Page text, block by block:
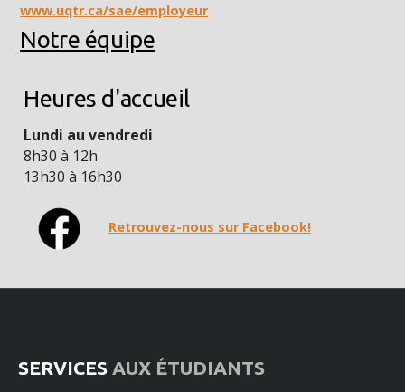
www.uqtr.ca/sae/employeur
Notre équipe
Heures d'accueil
Lundi au vendredi
8h30 à 12h
13h30 à 16h30
Retrouvez-nous sur Facebook!
SERVICES AUX ÉTUDIANTS